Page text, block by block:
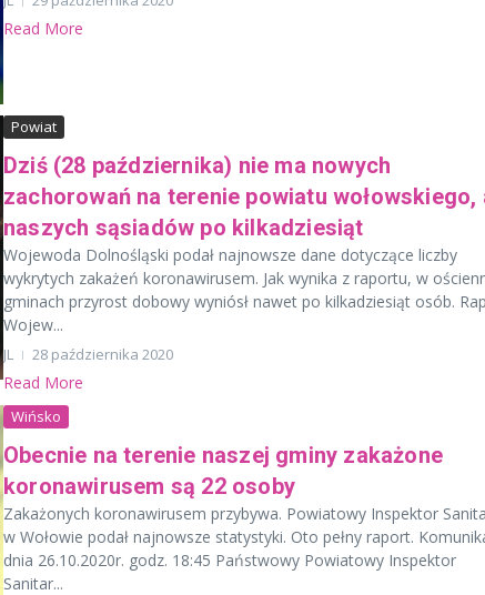
Read More
Powiat
Dziś (28 października) nie ma nowych
zachorowań na terenie powiatu wołowskiego,
naszych sąsiadów po kilkadziesiąt
Wojewoda Dolnośląski podał najnowsze dane dotyczące liczby
wykrytych zakażeń koronawirusem. Jak wynika z raportu, w
gminach przyrost dobowy wyniósł nawet po kilkadziesiąt osób.
Wojew...
JL 28 października 2020
Read More
Wińsko
Obecnie na terenie naszej gminy zakażone
koronawirusem są 22 osoby
Zakażonych koronawirusem przybywa. Powiatowy Inspektor
w Wołowie podał najnowsze statystyki. Oto pełny raport.
dnia 26.10.2020r. godz. 18:45 Państwowy Powiatowy Inspektor
Sanitar...